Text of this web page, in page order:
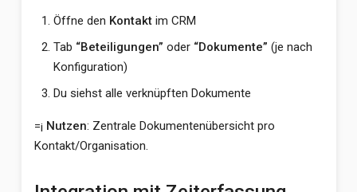
Öffne den Kontaktim CRM
Tab “Beteiligungen” oder “Dokumente” (je nach
Konfiguration)
Du siehst alle verknüpften Dokumente
=¡ Nutzen: Zentrale Dokumentenübersicht pro
Kontakt/Organisation.